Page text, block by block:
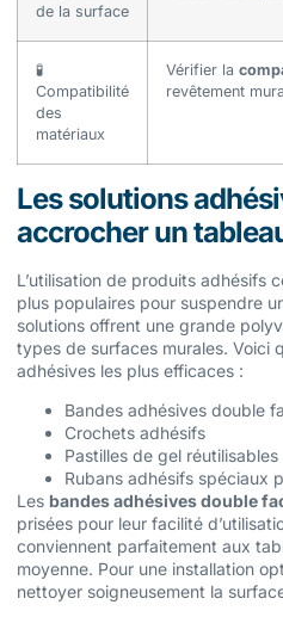
de la surface
🧪
Compatibilité
des
matériaux
Vérifier la
revêtement
Les solutions
accrocher un
L’utilisation de produits adhésifs
plus populaires pour suspendre
solutions offrent une grande
types de surfaces murales. Voici
adhésives les plus efficaces :
Bandes adhésives double
Crochets adhésifs
Pastilles de gel réutilisables
Rubans adhésifs spéciaux
Les bandes adhésives double
prisées pour leur facilité
conviennent parfaitement aux
moyenne. Pour une installation
nettoyer soigneusement la